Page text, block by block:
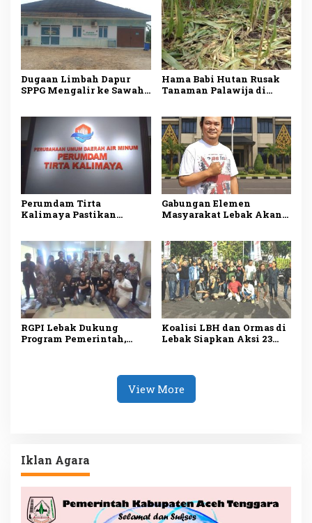
Dugaan Limbah Dapur
SPPG Mengalir ke Sawah
Pemeriksaan Menyeluruh
Hama Babi Hutan Rusak
Tanaman Palawija di
Rupiah
Perumdam Tirta
Kalimaya Pastikan
Tetap Lancar saat
Kemarau
Gabungan Elemen
Masyarakat Lebak Akan
Lima Tuntutan
RGPI Lebak Dukung
Program Pemerintah,
Koalisi LBH dan Ormas di
Lebak Siapkan Aksi 23
View More
Iklan Agara